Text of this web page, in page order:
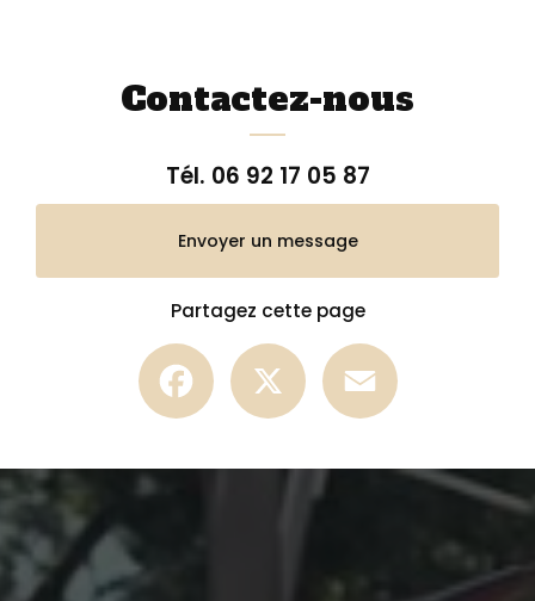
Contactez-nous
Tél. 06 92 17 05 87
Envoyer un message
Partagez cette page
Facebook